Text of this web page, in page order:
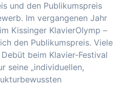
und den Publikumspreis
Im vergangenen Jahr
Kissinger KlavierOlymp –
den Publikumspreis. Viele
beim Klavier-Festival
seine „individuellen,